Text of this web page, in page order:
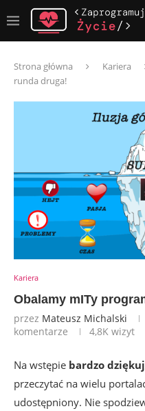
Strona główna Kariera
runda druga!
Kariera
Obalamy mITy
przez Mateusz Michalski
komentarze
4,8K wizyt
Na wstępie bardzo
przeczytać na wielu
udostępniony. Nie